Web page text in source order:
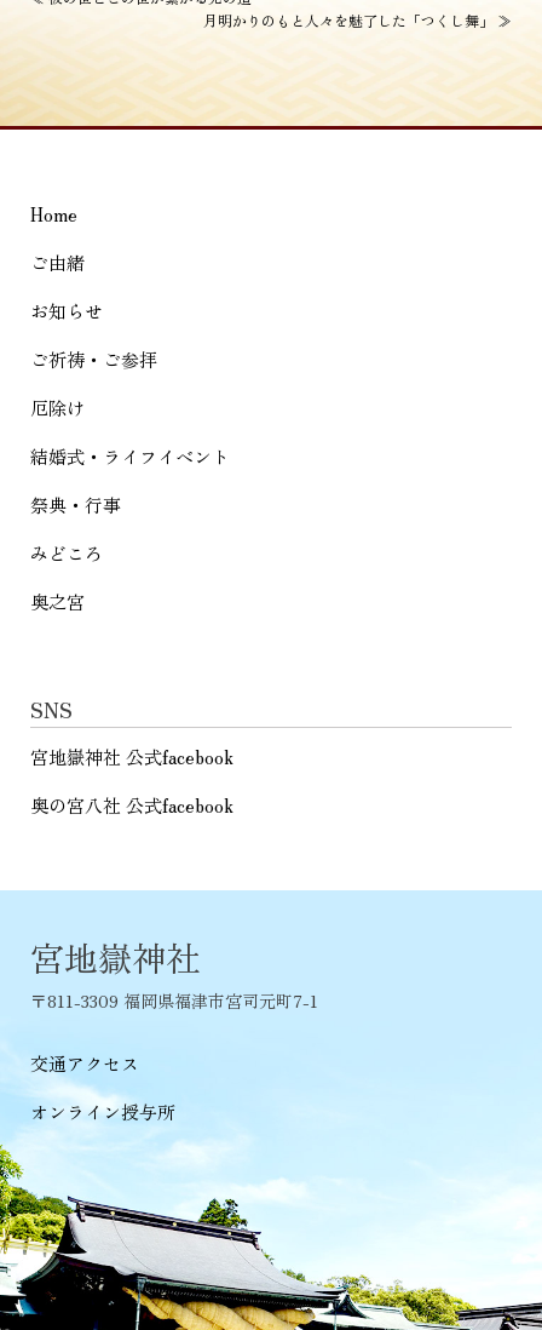
稿
ナ
ビ
ー
ョ
ン
月明かりのもと人々を魅了した「つくし舞」
≫
Home
ご由緒
お知らせ
ご祈祷・ご参拝
厄除け
結婚式・ライフイベント
祭典・行事
みどころ
奥之宮
SNS
宮地嶽神社 公式facebook
奥の宮八社 公式facebook
宮地嶽神社
〒811-3309 福岡県福津市宮司元町7-1
交通アクセス
オンライン授与所